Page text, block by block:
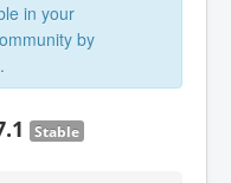
in your
by
Stable